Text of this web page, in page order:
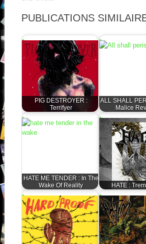
PUBLICATIONS
PIG DESTROYER :
Terrifyer
ALL SHALL
Malice
HATE ME TENDER : In The
Wake Of Reality
HATE :